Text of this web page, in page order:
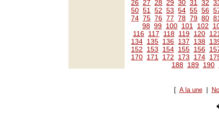
26 27 28 29 30 31 32
50 51 52 53 54 55 56
74 75 76 77 78 79 80
98 99 100 101 102
116 117 118 119 120
134 135 136 137 138
152
153 154 155 156
170 171 172 173 174
188 189 190
[ A la une|